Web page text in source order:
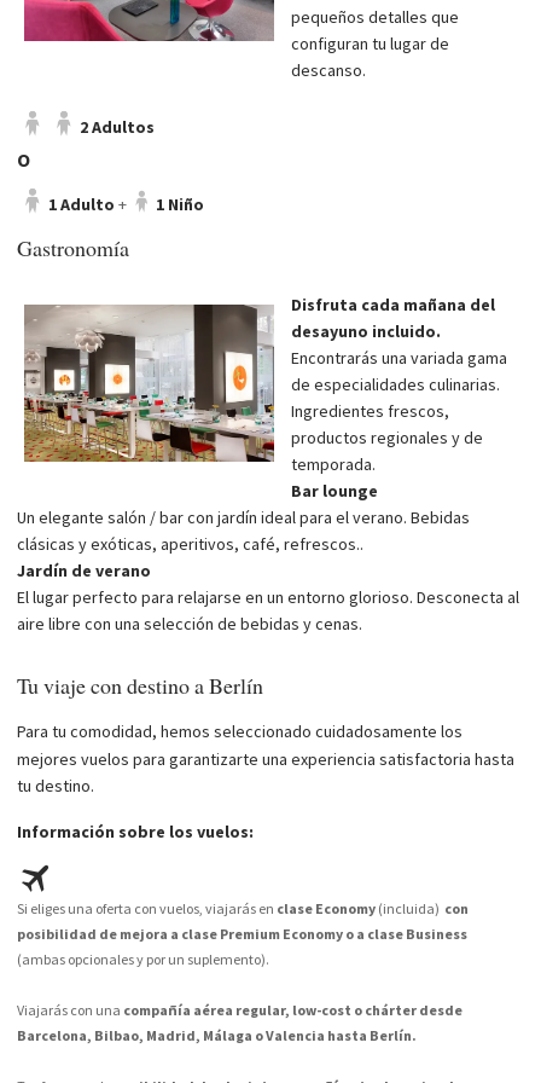
pequeños detalles que
configuran tu lugar de
descanso.
2 Adultos
O
1 Adulto + 1 Niño
Gastronomía
Disfruta cada mañana del
desayuno incluido.
Encontrarás una variada gama
de especialidades culinarias.
Ingredientes frescos,
productos regionales y de
temporada.
Bar lounge
Un elegante salón / bar con jardín ideal para el verano. Bebidas
clásicas y exóticas, aperitivos, café, refrescos..
Jardín de verano
El lugar perfecto para relajarse en un entorno glorioso. Desconecta al
aire libre con una selección de bebidas y cenas.
Tu viaje con destino a Berlín
Para tu comodidad, hemos seleccionado cuidadosamente los
mejores vuelos para garantizarte una experiencia satisfactoria hasta
tu destino.
Información sobre los vuelos:
Si eliges una oferta con vuelos, viajarás en clase Economy (incluida) con
posibilidad de mejora a clase Premium Economy o a clase Business
(ambas opcionales y por un suplemento).
Viajarás con una compañía aérea regular, low-cost o chárter desde
Barcelona, Bilbao, Madrid, Málaga o Valencia hasta Berlín.